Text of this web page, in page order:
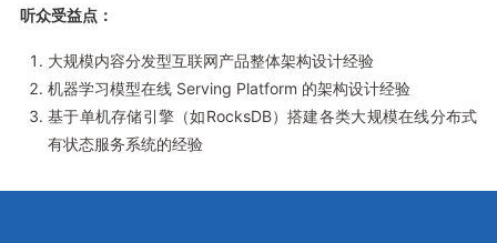
听众受益点：
大规模内容分发型互联网产品整体架构设计经验
机器学习模型在线 Serving Platform 的架构设计经验
基于单机存储引擎（如RocksDB）搭建各类大规模在线分布式
有状态服务系统的经验